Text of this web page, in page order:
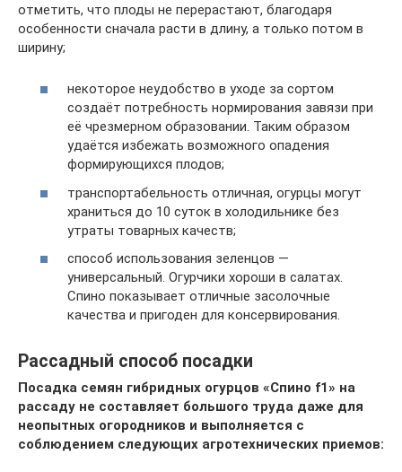
отметить, что плоды не перерастают, благодаря
особенности сначала расти в длину, а только потом в
ширину;
некоторое неудобство в уходе за сортом
создаёт потребность нормирования завязи при
её чрезмерном образовании. Таким образом
удаётся избежать возможного опадения
формирующихся плодов;
транспортабельность отличная, огурцы могут
храниться до 10 суток в холодильнике без
утраты товарных качеств;
способ использования зеленцов —
универсальный. Огурчики хороши в салатах.
Спино показывает отличные засолочные
качества и пригоден для консервирования.
Рассадный способ посадки
Посадка семян гибридных огурцов «Спино f1» на
рассаду не составляет большого труда даже для
неопытных огородников и выполняется с
соблюдением следующих агротехнических приемов: